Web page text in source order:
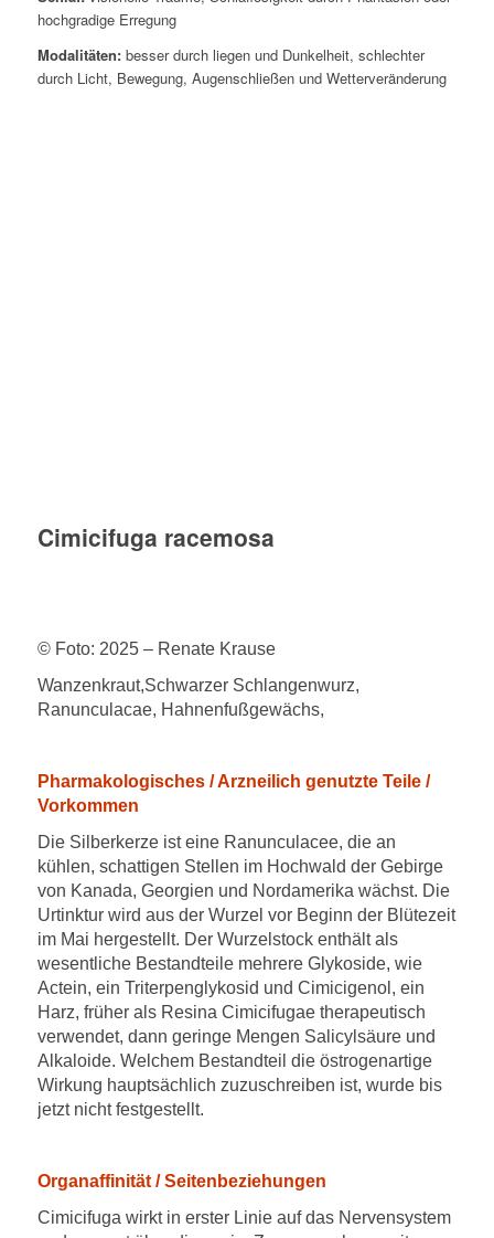
hochgradige Erregung
Modalitäten: besser durch liegen und Dunkelheit, schlechter
durch Licht, Bewegung, Augenschließen und Wetterveränderung
Cimicifuga racemosa
© Foto: 2025 – Renate Krause
Wanzenkraut,Schwarzer Schlangenwurz,
Ranunculacae, Hahnenfußgewächs,
Pharmakologisches / Arzneilich genutzte Teile /
Vorkommen
Die Silberkerze ist eine Ranunculacee, die an
kühlen, schattigen Stellen im Hochwald der Gebirge
von Kanada, Georgien und Nordamerika wächst. Die
Urtinktur wird aus der Wurzel vor Beginn der Blütezeit
im Mai hergestellt. Der Wurzelstock enthält als
wesentliche Bestandteile mehrere Glykoside, wie
Actein, ein Triterpenglykosid und Cimicigenol, ein
Harz, früher als Resina Cimicifugae therapeutisch
verwendet, dann geringe Mengen Salicylsäure und
Alkaloide. Welchem Bestandteil die östrogenartige
Wirkung hauptsächlich zuzuschreiben ist, wurde bis
jetzt nicht festgestellt.
Organaffinität / Seitenbeziehungen
Cimicifuga wirkt in erster Linie auf das Nervensystem